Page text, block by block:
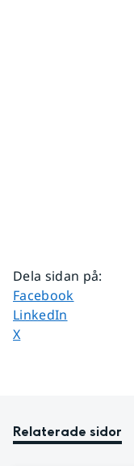
Dela sidan på:
Dela sidan på
Facebook
Dela sidan på
LinkedIn
Dela sidan på
X
Relaterade sidor